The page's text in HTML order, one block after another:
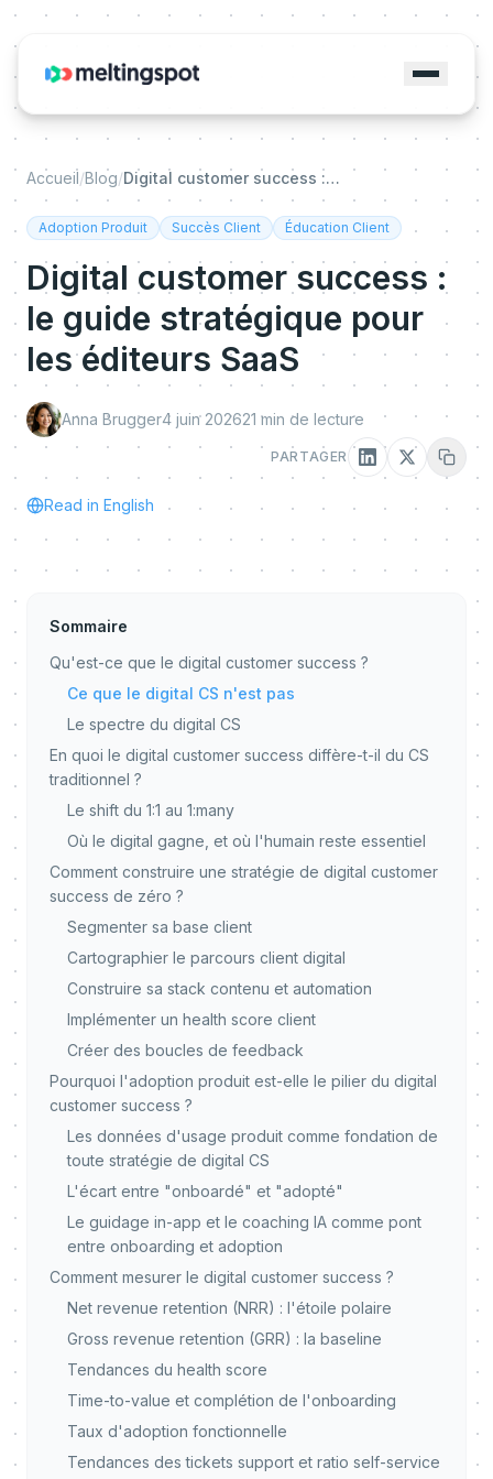
Accueil/Blog/ Digital customer success : le guide stratégique pour les éditeurs SaaS
Adoption Produit Succès Client Éducation Client
Digital customer success :
le guide stratégique pour
les éditeurs SaaS
Anna Brugger4 juin 202621 min de lecture
PARTAGER
Read in English
Sommaire
Qu'est-ce que le digital customer success ?
Ce que le digital CS n'est pas
Le spectre du digital CS
En quoi le digital customer success diffère-t-il du CS
traditionnel ?
Le shift du 1:1 au 1:many
Où le digital gagne, et où l'humain reste essentiel
Comment construire une stratégie de digital customer
success de zéro ?
Segmenter sa base client
Cartographier le parcours client digital
Construire sa stack contenu et automation
Implémenter un health score client
Créer des boucles de feedback
Pourquoi l'adoption produit est-elle le pilier du digital
customer success ?
Les données d'usage produit comme fondation de
toute stratégie de digital CS
L'écart entre "onboardé" et "adopté"
Le guidage in-app et le coaching IA comme pont
entre onboarding et adoption
Comment mesurer le digital customer success ?
Net revenue retention (NRR) : l'étoile polaire
Gross revenue retention (GRR) : la baseline
Tendances du health score
Time-to-value et complétion de l'onboarding
Taux d'adoption fonctionnelle
Tendances des tickets support et ratio self-service